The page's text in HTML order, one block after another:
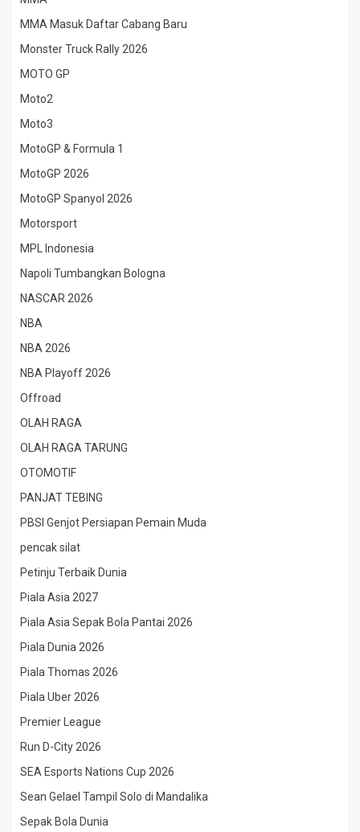
MMA Masuk Daftar Cabang Baru
Monster Truck Rally 2026
MOTO GP
Moto2
Moto3
MotoGP & Formula 1
MotoGP 2026
MotoGP Spanyol 2026
Motorsport
MPL Indonesia
Napoli Tumbangkan Bologna
NASCAR 2026
NBA
NBA 2026
NBA Playoff 2026
Offroad
OLAH RAGA
OLAH RAGA TARUNG
OTOMOTIF
PANJAT TEBING
PBSI Genjot Persiapan Pemain Muda
pencak silat
Petinju Terbaik Dunia
Piala Asia 2027
Piala Asia Sepak Bola Pantai 2026
Piala Dunia 2026
Piala Thomas 2026
Piala Uber 2026
Premier League
Run D-City 2026
SEA Esports Nations Cup 2026
Sean Gelael Tampil Solo di Mandalika
Sepak Bola Dunia